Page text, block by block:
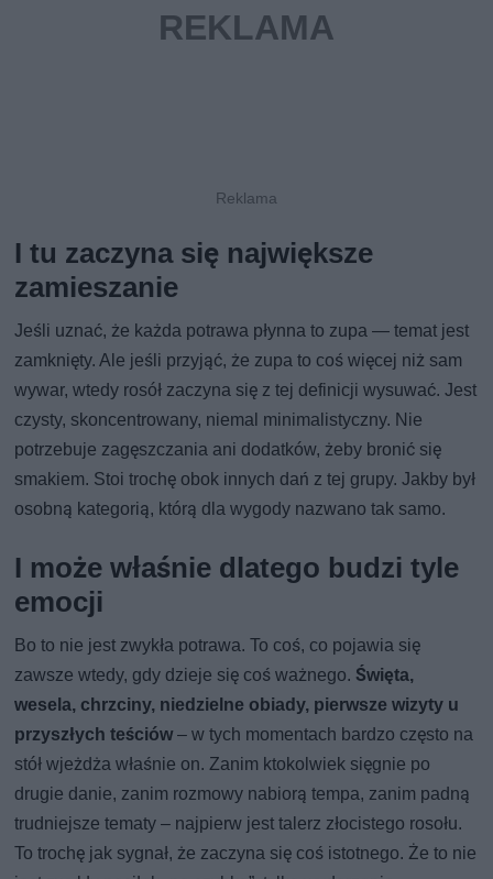
I tu zaczyna się największe
zamieszanie
Jeśli uznać, że każda potrawa płynna to zupa — temat jest
zamknięty. Ale jeśli przyjąć, że zupa to coś więcej niż sam
wywar, wtedy rosół zaczyna się z tej definicji wysuwać. Jest
czysty, skoncentrowany, niemal minimalistyczny. Nie
potrzebuje zagęszczania ani dodatków, żeby bronić się
smakiem. Stoi trochę obok innych dań z tej grupy. Jakby był
osobną kategorią, którą dla wygody nazwano tak samo.
I może właśnie dlatego budzi tyle
emocji
Bo to nie jest zwykła potrawa. To coś, co pojawia się
zawsze wtedy, gdy dzieje się coś ważnego. Święta,
wesela, chrzciny, niedzielne obiady, pierwsze wizyty u
przyszłych teściów – w tych momentach bardzo często na
stół wjeżdża właśnie on. Zanim ktokolwiek sięgnie po
drugie danie, zanim rozmowy nabiorą tempa, zanim padną
trudniejsze tematy – najpierw jest talerz złocistego rosołu.
To trochę jak sygnał, że zaczyna się coś istotnego. Że to nie